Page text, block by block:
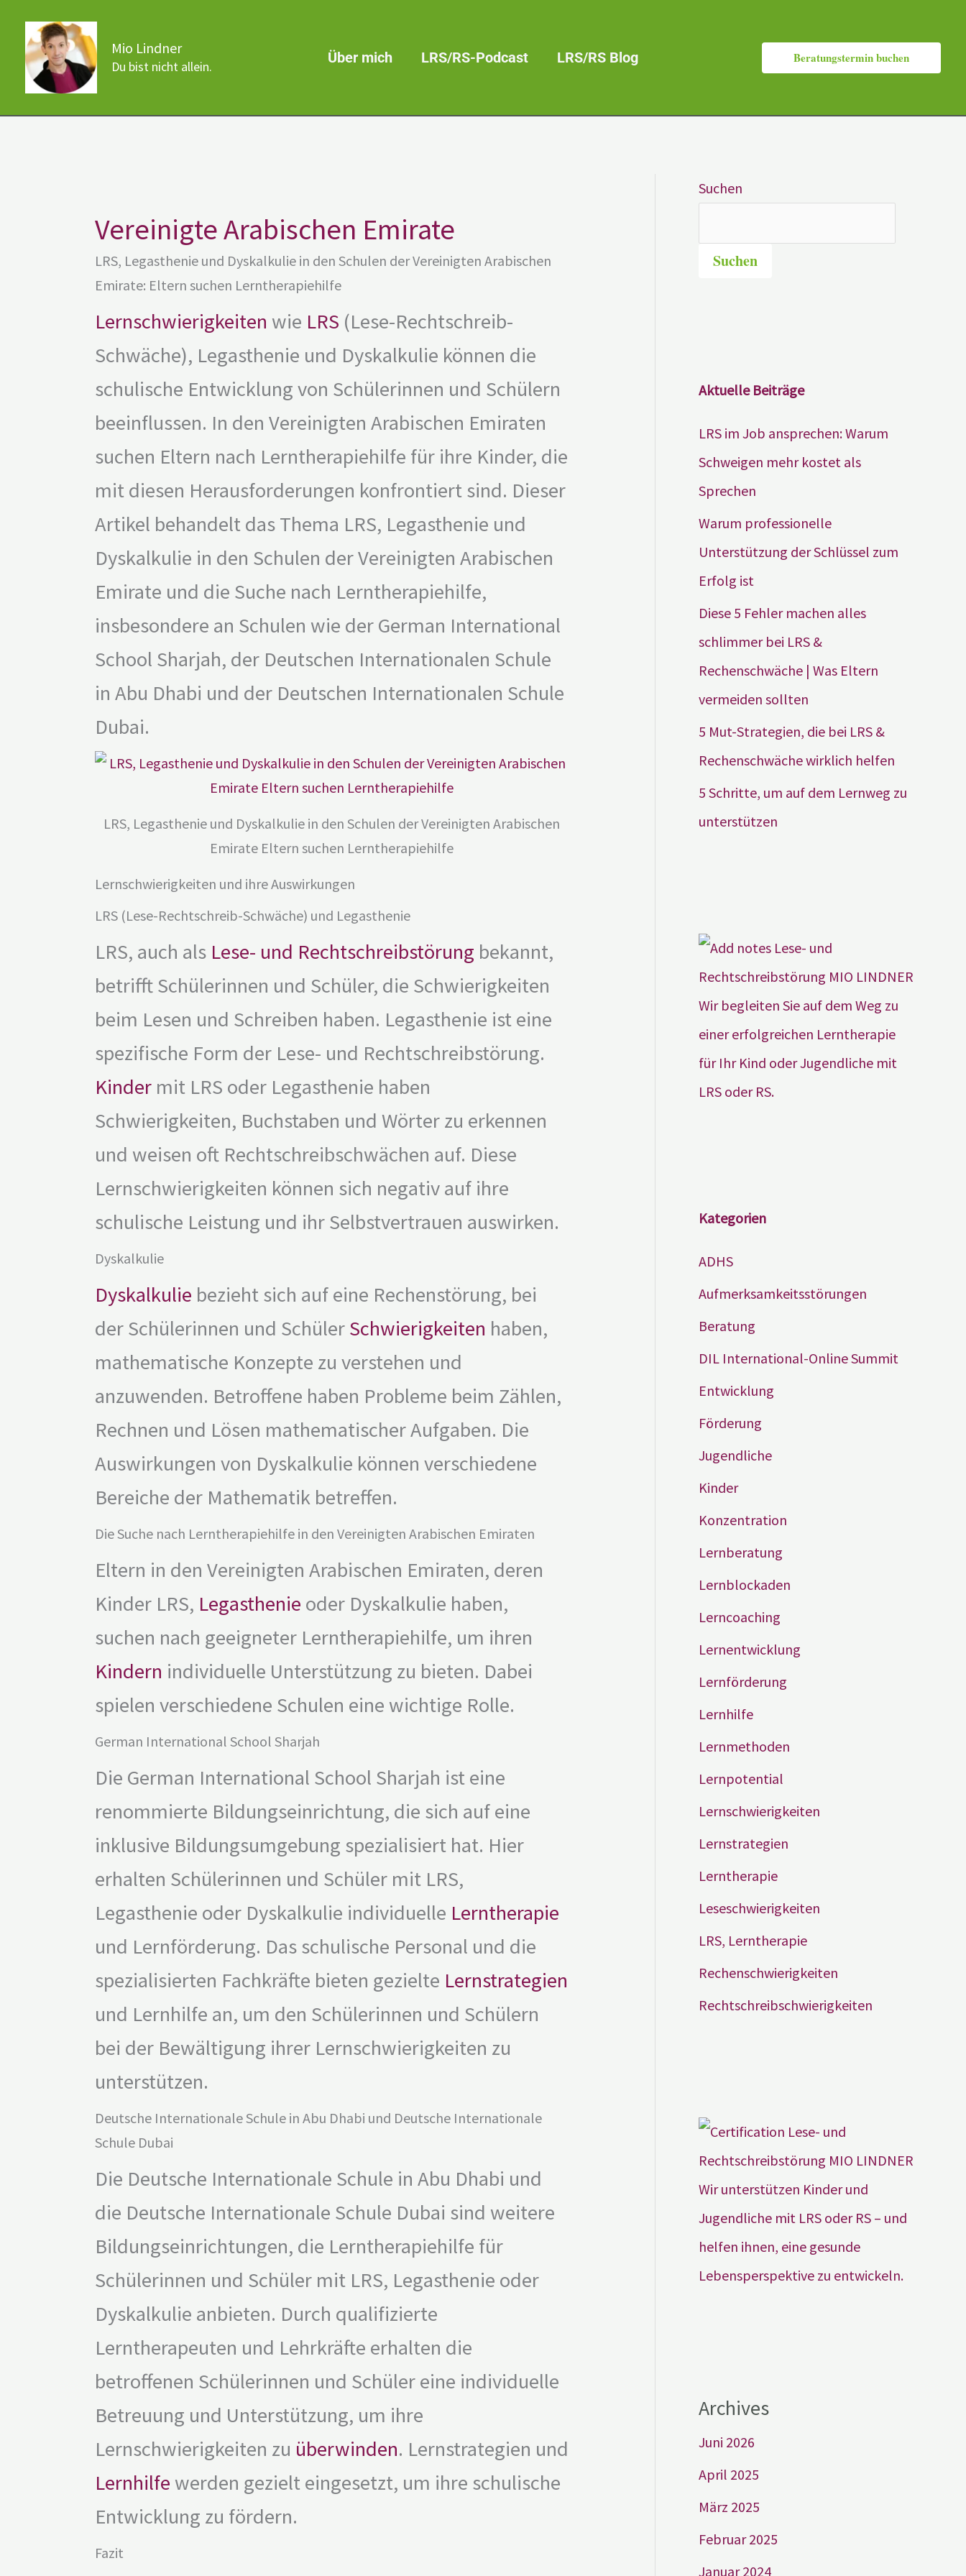
Inhalt
springen
Mio Lindner
Du bist nicht allein. Über mich LRS/RS-Podcast LRS/RS Blog Beratungstermin buchen
Vereinigte Arabischen Emirate
LRS, Legasthenie und Dyskalkulie in den Schulen der Vereinigten Arabischen
Emirate: Eltern suchen Lerntherapiehilfe
Lernschwierigkeiten wie LRS (Lese-Rechtschreib-
Schwäche), Legasthenie und Dyskalkulie können die
schulische Entwicklung von Schülerinnen und Schülern
beeinflussen. In den Vereinigten Arabischen Emiraten
suchen Eltern nach Lerntherapiehilfe für ihre Kinder, die
mit diesen Herausforderungen konfrontiert sind. Dieser
Artikel behandelt das Thema LRS, Legasthenie und
Dyskalkulie in den Schulen der Vereinigten Arabischen
Emirate und die Suche nach Lerntherapiehilfe,
insbesondere an Schulen wie der German International
School Sharjah, der Deutschen Internationalen Schule
in Abu Dhabi und der Deutschen Internationalen Schule
Dubai.
LRS, Legasthenie und Dyskalkulie in den Schulen der Vereinigten Arabischen
Emirate Eltern suchen Lerntherapiehilfe
Lernschwierigkeiten und ihre Auswirkungen
LRS (Lese-Rechtschreib-Schwäche) und Legasthenie
LRS, auch als Lese- und Rechtschreibstörung bekannt,
betrifft Schülerinnen und Schüler, die Schwierigkeiten
beim Lesen und Schreiben haben. Legasthenie ist eine
spezifische Form der Lese- und Rechtschreibstörung.
Kinder mit LRS oder Legasthenie haben
Schwierigkeiten, Buchstaben und Wörter zu erkennen
und weisen oft Rechtschreibschwächen auf. Diese
Lernschwierigkeiten können sich negativ auf ihre
schulische Leistung und ihr Selbstvertrauen auswirken.
Dyskalkulie
Dyskalkulie bezieht sich auf eine Rechenstörung, bei
der Schülerinnen und SchülerSchwierigkeiten haben,
mathematische Konzepte zu verstehen und
anzuwenden. Betroffene haben Probleme beim Zählen,
Rechnen und Lösen mathematischer Aufgaben. Die
Auswirkungen von Dyskalkulie können verschiedene
Bereiche der Mathematik betreffen.
Die Suche nach Lerntherapiehilfe in den Vereinigten Arabischen Emiraten
Eltern in den Vereinigten Arabischen Emiraten, deren
Kinder LRS, Legasthenie oder Dyskalkulie haben,
suchen nach geeigneter Lerntherapiehilfe, um ihren
Kindern individuelle Unterstützung zu bieten. Dabei
spielen verschiedene Schulen eine wichtige Rolle.
German International School Sharjah
Die German International School Sharjah ist eine
renommierte Bildungseinrichtung, die sich auf eine
inklusive Bildungsumgebung spezialisiert hat. Hier
erhalten Schülerinnen und Schüler mit LRS,
Legasthenie oder Dyskalkulie individuelle Lerntherapie
und Lernförderung. Das schulische Personal und die
spezialisierten Fachkräfte bieten gezielte Lernstrategien
und Lernhilfe an, um den Schülerinnen und Schülern
bei der Bewältigung ihrer Lernschwierigkeiten zu
unterstützen.
Deutsche Internationale Schule in Abu Dhabi und Deutsche Internationale
Schule Dubai
Die Deutsche Internationale Schule in Abu Dhabi und
die Deutsche Internationale Schule Dubai sind weitere
Bildungseinrichtungen, die Lerntherapiehilfe für
Schülerinnen und Schüler mit LRS, Legasthenie oder
Dyskalkulie anbieten. Durch qualifizierte
Lerntherapeuten und Lehrkräfte erhalten die
betroffenen Schülerinnen und Schüler eine individuelle
Betreuung und Unterstützung, um ihre
Lernschwierigkeiten zu überwinden. Lernstrategien und
Lernhilfe werden gezielt eingesetzt, um ihre schulische
Entwicklung zu fördern.
Fazit
Suchen
Suchen
Aktuelle Beiträge
LRS im Job ansprechen: Warum
Schweigen mehr kostet als
Sprechen
Warum professionelle
Unterstützung der Schlüssel zum
Erfolg ist
Diese 5 Fehler machen alles
schlimmer bei LRS &
Rechenschwäche | Was Eltern
vermeiden sollten
5 Mut-Strategien, die bei LRS &
Rechenschwäche wirklich helfen
5 Schritte, um auf dem Lernweg zu
unterstützen
Wir begleiten Sie auf dem Weg zu
einer erfolgreichen Lerntherapie
für Ihr Kind oder Jugendliche mit
LRS oder RS.
Kategorien
ADHS
Aufmerksamkeitsstörungen
Beratung
DIL International-Online Summit
Entwicklung
Förderung
Jugendliche
Kinder
Konzentration
Lernberatung
Lernblockaden
Lerncoaching
Lernentwicklung
Lernförderung
Lernhilfe
Lernmethoden
Lernpotential
Lernschwierigkeiten
Lernstrategien
Lerntherapie
Leseschwierigkeiten
LRS, Lerntherapie
Rechenschwierigkeiten
Rechtschreibschwierigkeiten
Wir unterstützen Kinder und
Jugendliche mit LRS oder RS – und
helfen ihnen, eine gesunde
Lebensperspektive zu entwickeln.
Archives
Juni 2026
April 2025
März 2025
Februar 2025
Januar 2024